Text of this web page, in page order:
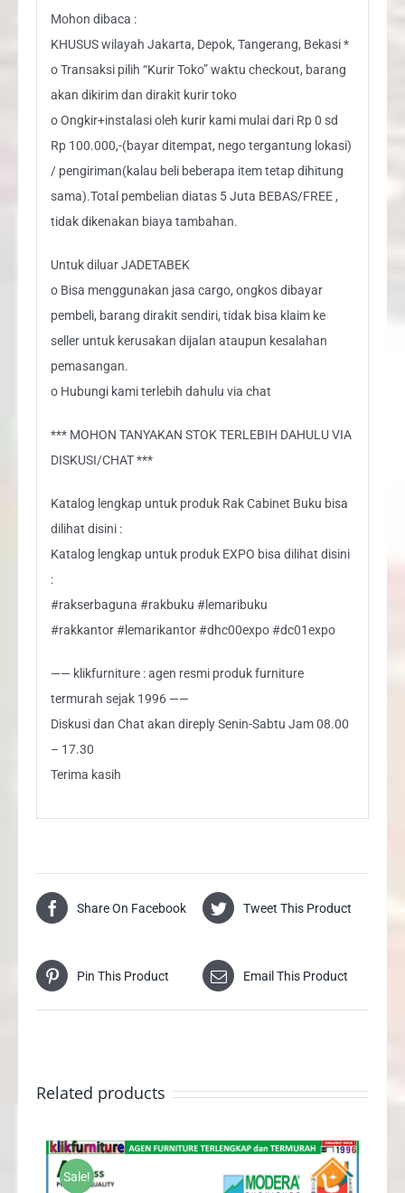
Mohon dibaca :
KHUSUS wilayah Jakarta, Depok, Tangerang, Bekasi *
o Transaksi pilih “Kurir Toko” waktu checkout, barang
akan dikirim dan dirakit kurir toko
o Ongkir+instalasi oleh kurir kami mulai dari Rp 0 sd
Rp 100.000,-(bayar ditempat, nego tergantung lokasi)
/ pengiriman(kalau beli beberapa item tetap dihitung
sama).Total pembelian diatas 5 Juta BEBAS/FREE ,
tidak dikenakan biaya tambahan.
Untuk diluar JADETABEK
o Bisa menggunakan jasa cargo, ongkos dibayar
pembeli, barang dirakit sendiri, tidak bisa klaim ke
seller untuk kerusakan dijalan ataupun kesalahan
pemasangan.
o Hubungi kami terlebih dahulu via chat
*** MOHON TANYAKAN STOK TERLEBIH DAHULU VIA
DISKUSI/CHAT ***
Katalog lengkap untuk produk Rak Cabinet Buku bisa
dilihat disini :
Katalog lengkap untuk produk EXPO bisa dilihat disini
:
#rakserbaguna #rakbuku #lemaribuku
#rakkantor #lemarikantor #dhc00expo #dc01expo
—— klikfurniture : agen resmi produk furniture
termurah sejak 1996 ——
Diskusi dan Chat akan direply Senin-Sabtu Jam 08.00
– 17.30
Terima kasih
Share On Facebook Tweet This Product
Pin This Product Email This Product
Related products
Sale!